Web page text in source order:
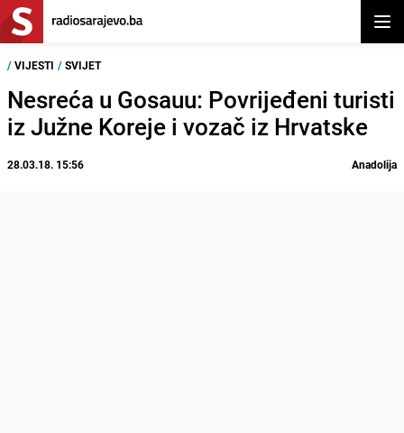
/ VIJESTI / SVIJET
Nesreća u Gosauu: Povrijeđeni turisti
iz Južne Koreje i vozač iz Hrvatske
28.03.18. 15:56 Anadolija